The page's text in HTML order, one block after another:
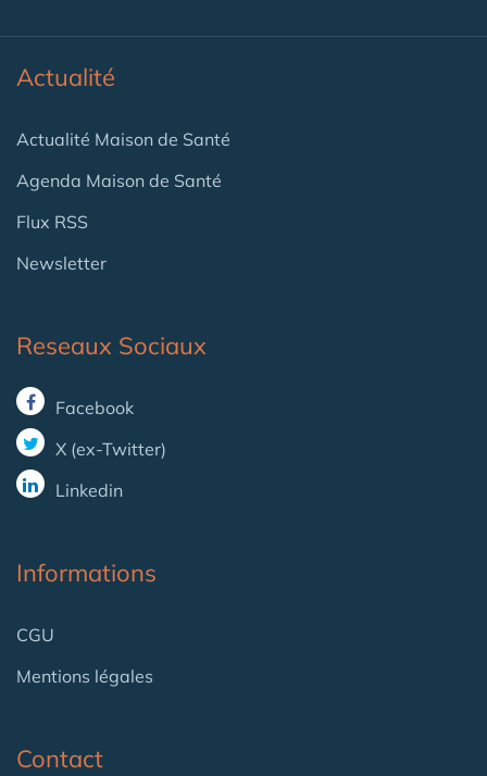
Actualité
Actualité Maison de Santé
Agenda Maison de Santé
Flux RSS
Newsletter
Reseaux Sociaux
Facebook
X (ex-Twitter)
Linkedin
Informations
CGU
Mentions légales
Contact